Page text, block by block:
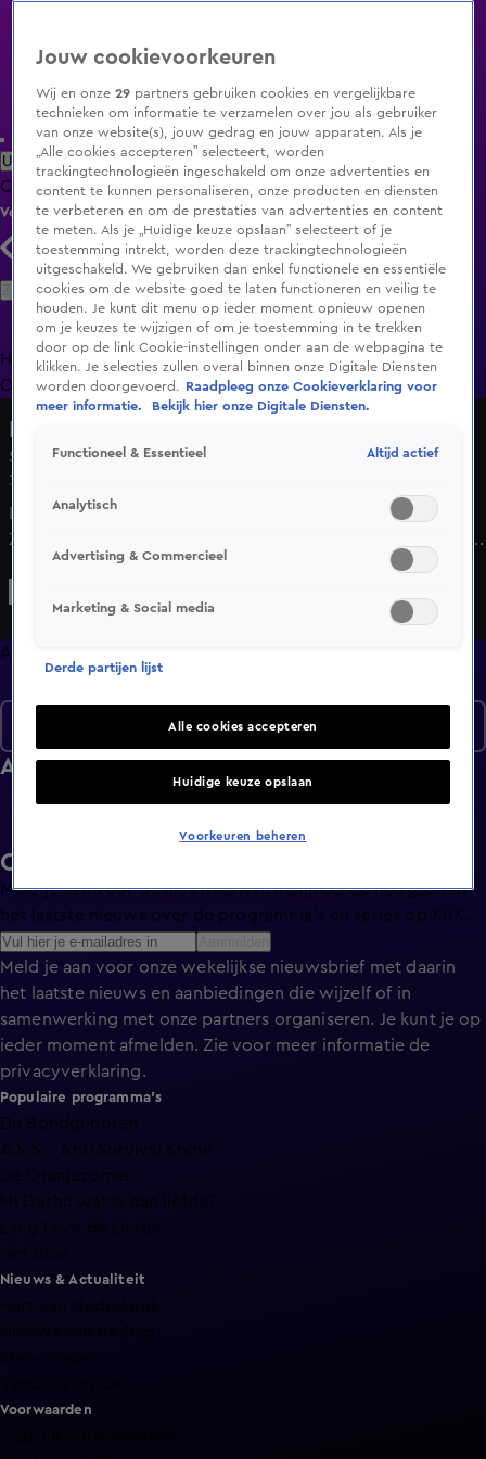
Uitzending Gemist Populaire programma's Zenders Genres
ClipsFilmsRadioSmart TV inlogShop
Volg KIJK
Zoeken
HomeUitzending Gemist Programma's De Bondgenoten
OranjezomerLivestreamsShop
Seizoen 5, aflevering 1
31 okt 2020, 16:30
Louis Ufkes wordt in 2007 uit zee gered door de KNRM.
Zijn broer Jan Ufkes besluit om zijn volledige nalatenschap
aan de KNRM te schenken.
Afleveringen
Afleveringen
Ontvang de KIJK-nieuwsbrief
Meld je aan voor de nieuwsbrief en blijf op de hoogte van
het laatste nieuws over de programma’s en series op KIJK.
Meld je aan voor onze wekelijkse nieuwsbrief met daarin
het laatste nieuws en aanbiedingen die wijzelf of in
samenwerking met onze partners organiseren. Je kunt je op
ieder moment afmelden. Zie voor meer informatie de
privacyverklaring.
Populaire programma's
De Bondgenoten
A.S.S. - Anti Survival Show
De Oranjezomer
Mi Dushi: wat is dan liefde?
Lang Leve de Liefde
Het Blok
Nieuws & Actualiteit
Voorwaarden
Jouw cookievoorkeuren
Wij en onze29 partners gebruiken cookies en vergelijkbare
technieken om informatie te verzamelen over jou als gebruiker
van onze website(s), jouw gedrag en jouw apparaten. Als je
„Alle cookies accepteren” selecteert, worden
trackingtechnologieën ingeschakeld om onze advertenties en
content te kunnen personaliseren, onze producten en diensten
te verbeteren en om de prestaties van advertenties en content
te meten. Als je „Huidige keuze opslaan” selecteert of je
toestemming intrekt, worden deze trackingtechnologieën
uitgeschakeld. We gebruiken dan enkel functionele en essentiële
cookies om de website goed te laten functioneren en veilig te
houden. Je kunt dit menu op ieder moment opnieuw openen
om je keuzes te wijzigen of om je toestemming in te trekken
door op de link Cookie-instellingen onder aan de webpagina te
klikken. Je selecties zullen overal binnen onze Digitale Diensten
worden doorgevoerd.
Raadpleeg onze Cookieverklaring voor
meer informatie.
Bekijk hier onze Digitale Diensten.
Functioneel & Essentieel Altijd actief
Analytisch
Advertising & Commercieel
Marketing & Social media
Derde partijen lijst
Alle cookies accepteren
Huidige keuze opslaan
Voorkeuren beheren